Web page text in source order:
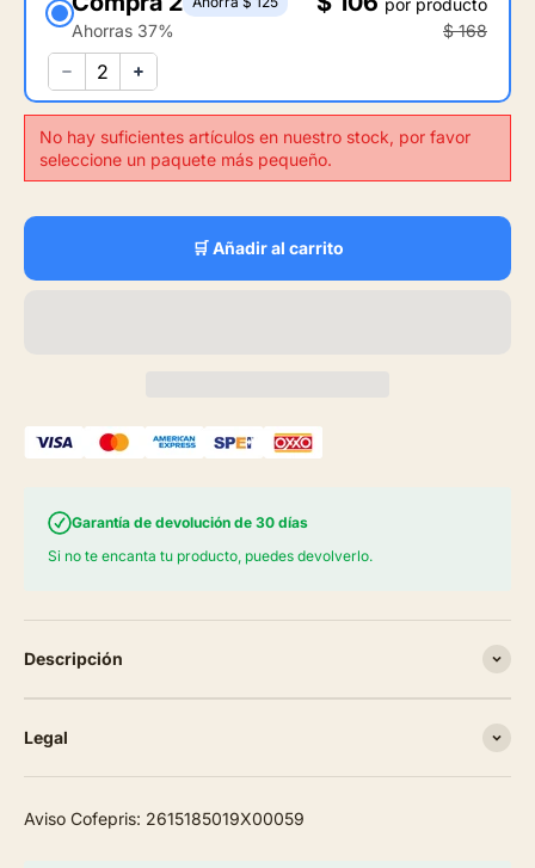
Ahorras 37%
$ 168
No hay suficientes artículos en nuestro stock, por favor
seleccione un paquete más pequeño.
🛒 Añadir al carrito
Garantía de devolución de 30 días
Si no te encanta tu producto, puedes devolverlo.
Descripción
Legal
Aviso Cofepris: 2615185019X00059